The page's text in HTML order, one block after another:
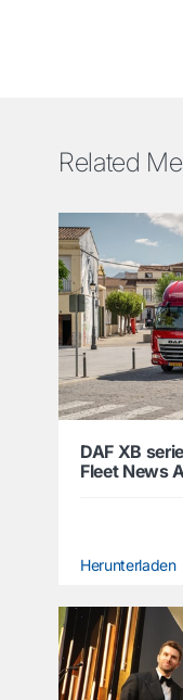
Related
DAF XB
Fleet News
Herunterladen